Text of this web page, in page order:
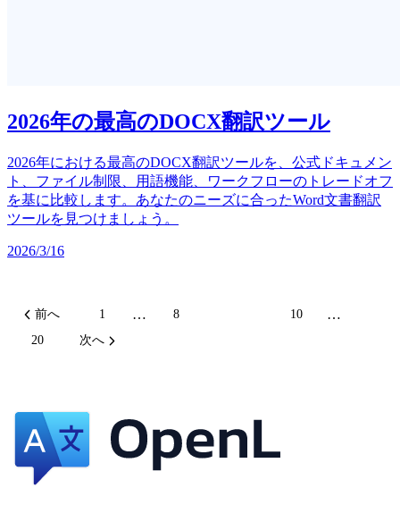
2026年の最高のDOCX翻訳ツール
2026年における最高のDOCX翻訳ツールを、公式ドキュメン
ト、ファイル制限、用語機能、ワークフローのトレードオフ
を基に比較します。あなたのニーズに合ったWord文書翻訳
ツールを見つけましょう。
2026/3/16
前へ 1 … 8 10 …
20 次へ